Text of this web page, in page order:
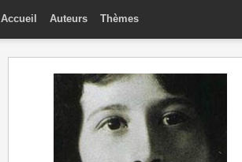
Accueil Auteurs Thèmes